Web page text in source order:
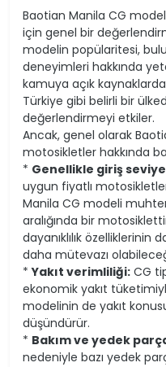
Baotian Manila CG
için genel bir
modelin popülaritesi,
deneyimleri hakkında
kamuya açık
Türkiye gibi belirli bir
değerlendirmeyi etkiler.
Ancak, genel olarak
motosikletler hakkında
* Genellikle giriş
uygun fiyatlı
Manila CG modeli
aralığında bir
dayanıklılık özelliklerinin
daha mütevazı
*Yakıt verimliliği: CG
ekonomik yakıt
modelinin de yakıt
düşündürür.
* Bakım ve yedek
nedeniyle bazı yedek